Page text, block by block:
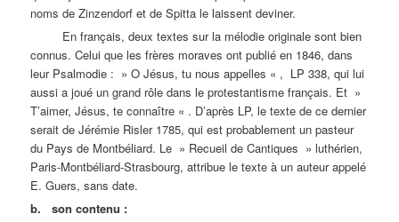
noms de Zinzendorf et de Spitta le laissent deviner.
En français, deux textes sur la mélodie originale sont bien
connus. Celui que les frères moraves ont publié en 1846, dans
leur Psalmodie : » O Jésus, tu nous appelles « , LP 338, qui lui
aussi a joué un grand rôle dans le protestantisme français. Et »
T’aimer, Jésus, te connaître « . D’après LP, le texte de ce dernier
serait de Jérémie Risler 1785, qui est probablement un pasteur
du Pays de Montbéliard. Le » Recueil de Cantiques » luthérien,
Paris-Montbéliard-Strasbourg, attribue le texte à un auteur appelé
E. Guers, sans date.
b. son contenu :